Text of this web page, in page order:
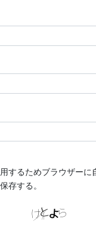
するためブラウザーに
存する。